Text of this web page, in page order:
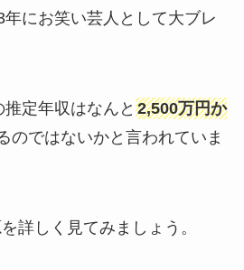
にお笑い芸人として大ブレ
定年収はなんと 2,500万円か
のではないかと言われていま
詳しく見てみましょう。